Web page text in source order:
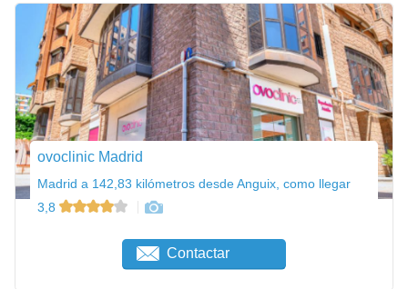
ovoclinic Madrid
Madrid a 142,83 kilómetros desde Anguix, como llegar
3,8
Contactar